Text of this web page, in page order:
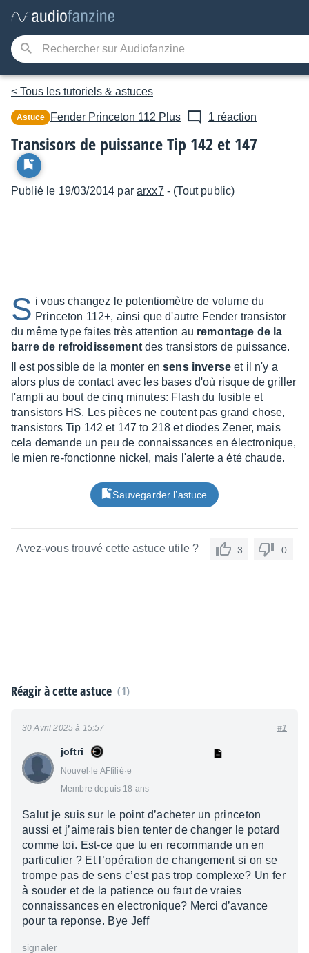
< Tous les tutoriels & astuces
Astuce Fender Princeton 112 Plus 1 réaction
Transisors de puissance Tip 142 et 147
Publié le 19/03/2014 pararxx7 - (Tout public)
S i vous changez le potentiomètre de volume du
Princeton 112+, ainsi que d'autre Fender transistor
du même type faites très attention au remontage de la
barre de refroidissementdes transistors de puissance.
Il est possible de la monter ensens inverse et il n'y a
alors plus de contact avec les bases d'où risque de griller
l'ampli au bout de cinq minutes: Flash du fusible et
transistors HS. Les pièces ne coutent pas grand chose,
transistors Tip 142 et 147 to 218 et diodes Zener, mais
cela demande un peu de connaissances en électronique,
le mien re-fonctionne nickel, mais l'alerte a été chaude.
Sauvegarder l’astuce
Avez-vous trouvé cette astuce utile ? 3 0
Réagir à cette astuce (1)
joftri
Nouvel·le AFfilié·e
Membre depuis 18 ans
30 Avril 2025 à 15:57 #1
Salut je suis sur le point d’acheter un princeton
aussi et j’aimerais bien tenter de changer le potard
comme toi. Est-ce que tu en recommande un en
particulier ? Et l’opération de changement si on se
trompe pas de sens c’est pas trop complexe? Un fer
à souder et de la patience ou faut de vraies
connaissances en electronique? Merci d’avance
pour ta reponse. Bye Jeff
signaler